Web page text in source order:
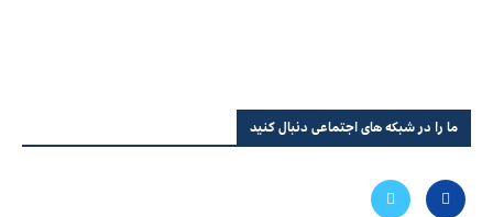
ما را در شبکه های اجتماعی دنبال کنید